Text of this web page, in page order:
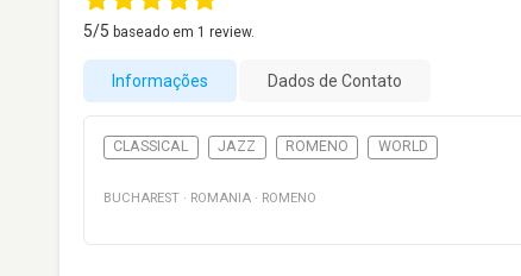
5/5 baseado em 1 review.
Informações Dados de Contato
CLASSICAL JAZZ ROMENO WORLD
BUCHAREST · ROMANIA · ROMENO